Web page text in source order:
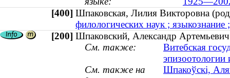
[400] Шпаковская, Лилия Викторовна
филологических наук ; языкознание
[200] Шпаковский, Александр
См. также:
Витебская
См. также на
Шпакоўскі,